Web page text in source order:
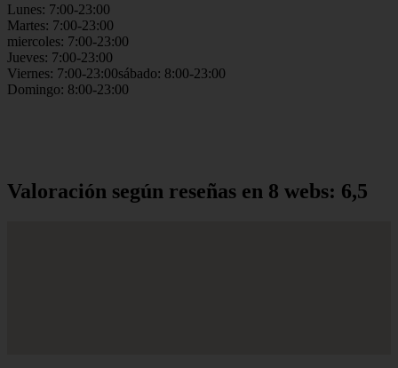
Lunes: 7:00-23:00
Martes: 7:00-23:00
miercoles: 7:00-23:00
Jueves: 7:00-23:00
Viernes: 7:00-23:00sábado: 8:00-23:00
Domingo: 8:00-23:00
Valoración según reseñas en 8 webs: 6,5